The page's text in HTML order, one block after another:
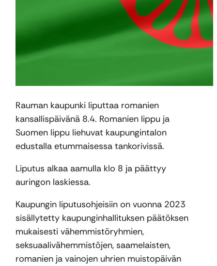
Rauman kaupunki liputtaa romanien
kansallispäivänä 8.4. Romanien lippu ja
Suomen lippu liehuvat kaupungintalon
edustalla etummaisessa tankorivissä.
Liputus alkaa aamulla klo 8 ja päättyy
auringon laskiessa.
Kaupungin liputusohjeisiin on vuonna 2023
sisällytetty kaupunginhallituksen päätöksen
mukaisesti vähemmistöryhmien,
seksuaalivähemmistöjen, saamelaisten,
romanien ja vainojen uhrien muistopäivän